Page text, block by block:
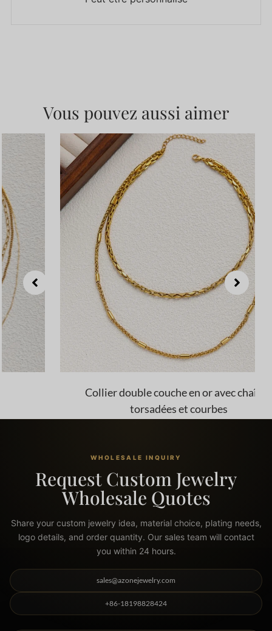
Vous pouvez aussi aimer
Collier double couche en or avec chaînes
torsadées et courbes
WHOLESALE INQUIRY
Request Custom Jewelry
Wholesale Quotes
Share your custom jewelry idea, material choice, plating needs,
logo details, and order quantity. Our sales team will contact
you within 24 hours.
sales@azonejewelry.com
+86-18198828424